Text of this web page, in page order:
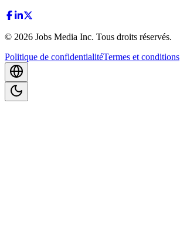
© 2026 Jobs Media Inc. Tous droits réservés.
Politique de confidentialitéTermes et conditions